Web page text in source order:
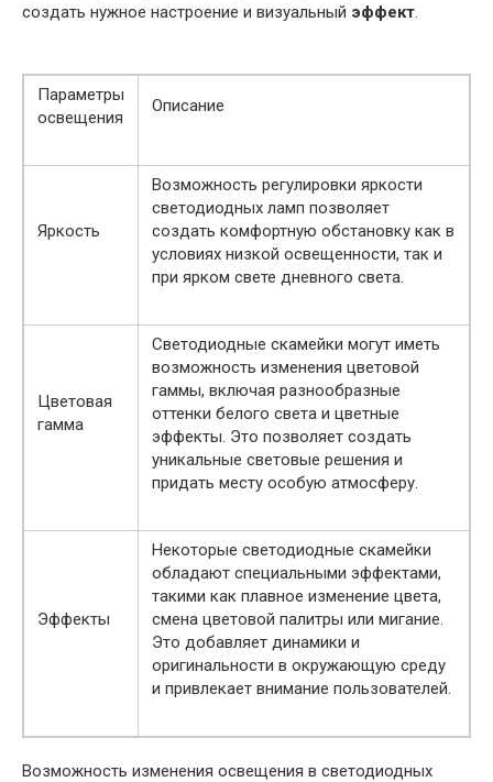
создать нужное настроение и визуальный эффект.
Параметры
освещения
Описание
Яркость
Возможность регулировки яркости
светодиодных ламп позволяет
создать комфортную обстановку как в
условиях низкой освещенности, так и
при ярком свете дневного света.
Цветовая
гамма
Светодиодные скамейки могут иметь
возможность изменения цветовой
гаммы, включая разнообразные
оттенки белого света и цветные
эффекты. Это позволяет создать
уникальные световые решения и
придать месту особую атмосферу.
Эффекты
Некоторые светодиодные скамейки
обладают специальными эффектами,
такими как плавное изменение цвета,
смена цветовой палитры или мигание.
Это добавляет динамики и
оригинальности в окружающую среду
и привлекает внимание пользователей.
Возможность изменения освещения в светодиодных